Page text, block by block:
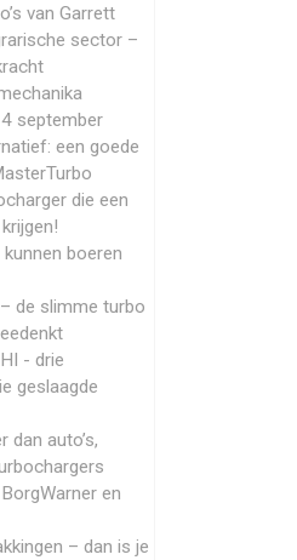
van Garrett
sector –
september
een goede
die een
kunnen boeren
– de slimme turbo
- drie
geslaagde
dan auto’s,
en
– dan is je